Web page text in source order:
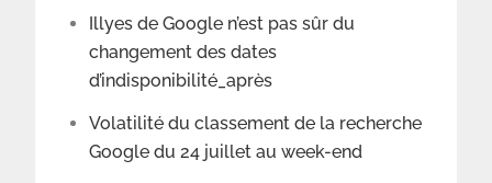
Illyes de Google n’est pas sûr du
changement des dates
d’indisponibilité_après
Volatilité du classement de la recherche
Google du 24 juillet au week-end